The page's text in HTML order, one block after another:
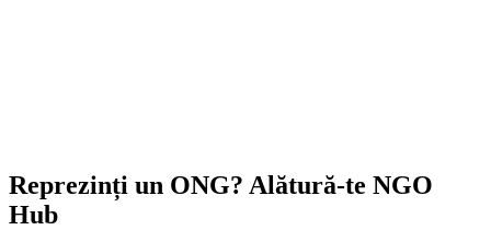
Reprezinți un ONG? Alătură-te NGO
Hub